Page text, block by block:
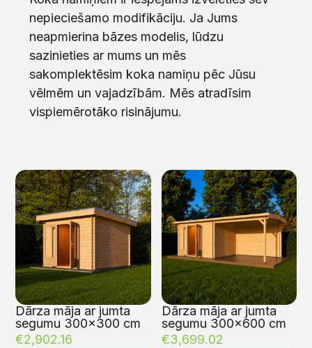
nepieciešamo modifikāciju. Ja Jums
neapmierina bāzes modelis, lūdzu
sazinieties ar mums un mēs
sakomplektēsim koka namiņu pēc Jūsu
vēlmēm un vajadzībām. Mēs atradīsim
vispiemērotāko risinājumu.
Dārza māja ar jumta
segumu 300×300 cm
€2,902.16
Dārza māja ar jumta
segumu 300×600 cm
€3,699.02